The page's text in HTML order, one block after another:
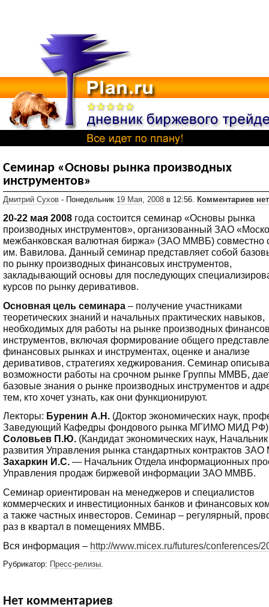
Семинар «Основы рынка производных
инструментов»
Дмитрий Сухов - Понедельник 19 Мая, 2008 в 12:56. Комментариев нет
20-22 мая 2008 года состоится семинар «Основы рынка
производных инструментов», организованный ЗАО
межбанковская валютная биржа» (ЗАО ММВБ) совместно
им. Вавилова. Данный семинар представляет собой
по рынку производных финансовых инструментов,
закладывающий основы для последующих
курсов по рынку деривативов.
Основная цель семинара – получение участниками
теоретических знаний и начальных практических навыков,
необходимых для работы на рынке производных
инструментов, включая формирование общего
финансовых рынках и инструментах, оценке и анализе
деривативов, стратегиях хеджирования. Семинар
возможности работы на срочном рынке Группы ММВБ,
базовые знания о рынке производных инструментов и
тем, кто хочет узнать, как они функционируют.
Лекторы: Буренин А.Н. (Доктор экономических наук,
Заведующий Кафедры фондового рынка МГИМО МИД
Соловьев П.Ю. (Кандидат экономических наук,
развития Управления рынка стандартных контрактов
Захаркин И.С. — Начальник Отдела информационных
Управления продаж биржевой информации ЗАО ММВБ.
Семинар ориентирован на менеджеров и специалистов
коммерческих и инвестиционных банков и финансовых
а также частных инвесторов. Семинар – регулярный,
раз в квартал в помещениях ММВБ.
Вся информация – http://www.micex.ru/futures/conferences/
Рубрикатор: Пресс-релизы
Нет комментариев